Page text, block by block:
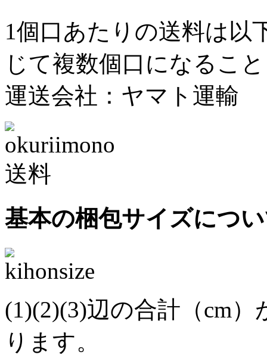
1個口あたりの送料は以
じて複数個口になるこ
運送会社：ヤマト運輸
基本の梱包サイズにつ
(1)(2)(3)辺の合計（cm
ります。